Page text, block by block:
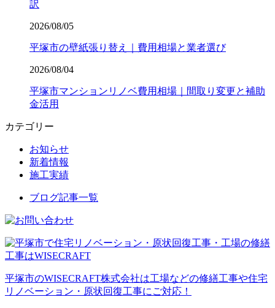
訳
2026/08/05
平塚市の壁紙張り替え｜費用相場と業者選び
2026/08/04
平塚市マンションリノベ費用相場｜間取り変更と補助
金活用
カテゴリー
お知らせ
新着情報
施工実績
ブログ記事一覧
平塚市のWISECRAFT株式会社は工場などの修繕工事や住宅
リノベーション・原状回復工事にご対応！